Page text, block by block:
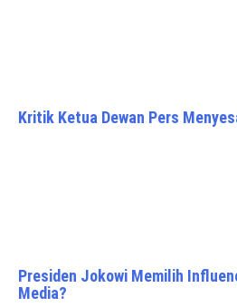
Kritik Ketua Dewan Pers
Presiden Jokowi Memilih
Media?